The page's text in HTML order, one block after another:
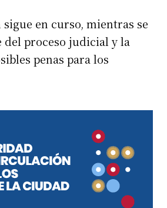
en curso, mientras se
del proceso judicial y la
penas para los